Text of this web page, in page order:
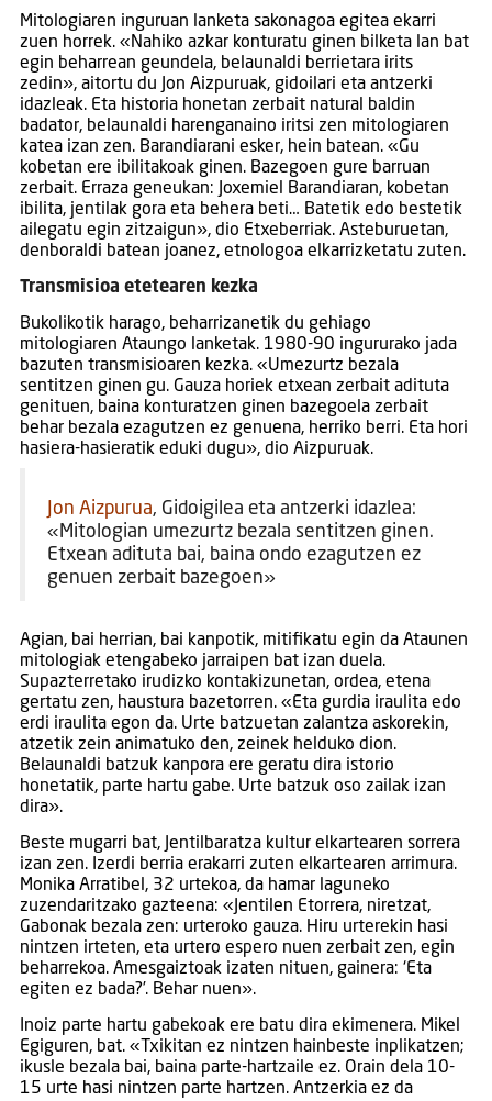
Mitologiaren inguruan lanketa sakonagoa egitea ekarri
zuen horrek. «Nahiko azkar konturatu ginen bilketa lan bat
egin beharrean geundela, belaunaldi berrietara irits
zedin», aitortu du Jon Aizpuruak, gidoilari eta antzerki
idazleak. Eta historia honetan zerbait natural baldin
badator, belaunaldi harenganaino iritsi zen mitologiaren
katea izan zen. Barandiarani esker, hein batean. «Gu
kobetan ere ibilitakoak ginen. Bazegoen gure barruan
zerbait. Erraza geneukan: Joxemiel Barandiaran, kobetan
ibilita, jentilak gora eta behera beti… Batetik edo bestetik
ailegatu egin zitzaigun», dio Etxeberriak. Asteburuetan,
denboraldi batean joanez, etnologoa elkarrizketatu zuten.
Transmisioa etetearen kezka
Bukolikotik harago, beharrizanetik du gehiago
mitologiaren Ataungo lanketak. 1980-90 ingururako jada
bazuten transmisioaren kezka. «Umezurtz bezala
sentitzen ginen gu. Gauza horiek etxean zerbait adituta
genituen, baina konturatzen ginen bazegoela zerbait
behar bezala ezagutzen ez genuena, herriko berri. Eta hori
hasiera-hasieratik eduki dugu», dio Aizpuruak.
Jon Aizpurua, Gidoigilea eta antzerki idazlea:
«Mitologian umezurtz bezala sentitzen ginen.
Etxean adituta bai, baina ondo ezagutzen ez
genuen zerbait bazegoen»
Agian, bai herrian, bai kanpotik, mitifikatu egin da Ataunen
mitologiak etengabeko jarraipen bat izan duela.
Supazterretako irudizko kontakizunetan, ordea, etena
gertatu zen, haustura bazetorren. «Eta gurdia iraulita edo
erdi iraulita egon da. Urte batzuetan zalantza askorekin,
atzetik zein animatuko den, zeinek helduko dion.
Belaunaldi batzuk kanpora ere geratu dira istorio
honetatik, parte hartu gabe. Urte batzuk oso zailak izan
dira».
Beste mugarri bat, Jentilbaratza kultur elkartearen sorrera
izan zen. Izerdi berria erakarri zuten elkartearen arrimura.
Monika Arratibel, 32 urtekoa, da hamar laguneko
zuzendaritzako gazteena: «Jentilen Etorrera, niretzat,
Gabonak bezala zen: urteroko gauza. Hiru urterekin hasi
nintzen irteten, eta urtero espero nuen zerbait zen, egin
beharrekoa. Amesgaiztoak izaten nituen, gainera: ‘Eta
egiten ez bada?’. Behar nuen».
Inoiz parte hartu gabekoak ere batu dira ekimenera. Mikel
Egiguren, bat. «Txikitan ez nintzen hainbeste inplikatzen;
ikusle bezala bai, baina parte-hartzaile ez. Orain dela 10-
15 urte hasi nintzen parte hartzen. Antzerkia ez da